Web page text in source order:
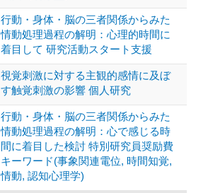
行動・身体・脳の三者関係からみた
情動処理過程の解明：心理的時間に
着目して 研究活動スタート支援
視覚刺激に対する主観的感情に及ぼ
す触覚刺激の影響 個人研究
行動・身体・脳の三者関係からみた
情動処理過程の解明：心で感じる時
間に着目した検討 特別研究員奨励費
キーワード(事象関連電位, 時間知覚,
情動, 認知心理学)